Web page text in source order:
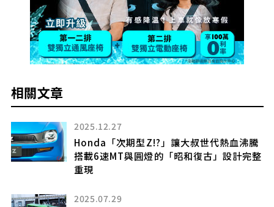
相關文章
2025.12.27
Honda「次期型Z!?」讓大叔世代熱血沸騰
搭載6速MT與圓燈的「昭和復古」設計完整
重現
2025.07.29